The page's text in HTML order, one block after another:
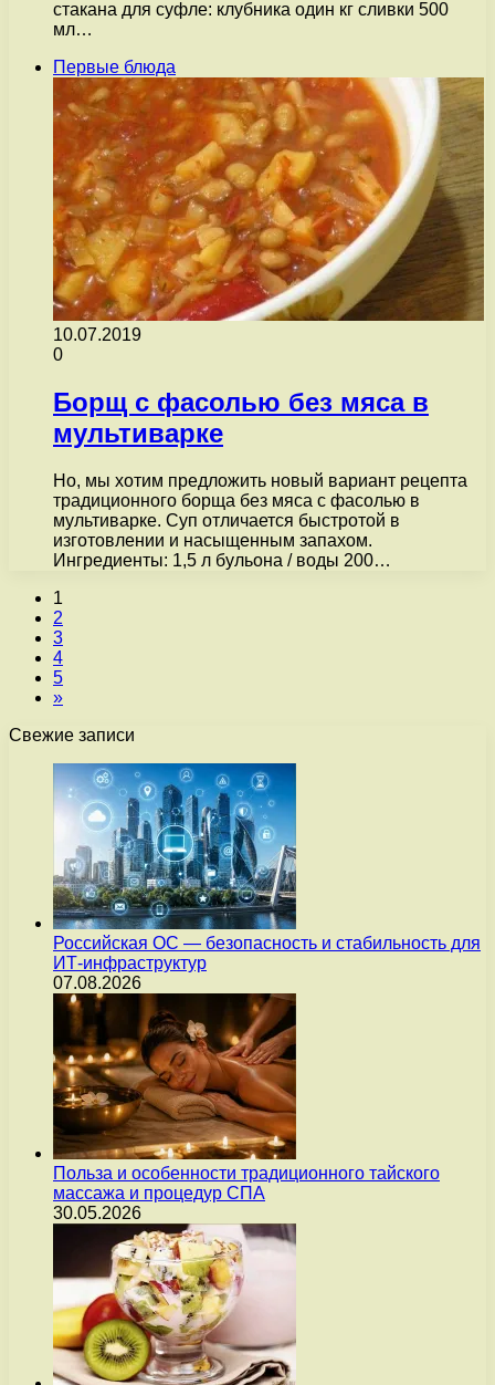
стакана для суфле: клубника один кг сливки 500
мл…
Первые блюда
10.07.2019
0
Борщ с фасолью без мяса в
мультиварке
Но, мы хотим предложить новый вариант рецепта
традиционного борща без мяса с фасолью в
мультиварке. Суп отличается быстротой в
изготовлении и насыщенным запахом.
Ингредиенты: 1,5 л бульона / воды 200…
1
2
3
4
5
»
Свежие записи
Российская ОС — безопасность и стабильность для
ИТ-инфраструктур
07.08.2026
Польза и особенности традиционного тайского
массажа и процедур СПА
30.05.2026